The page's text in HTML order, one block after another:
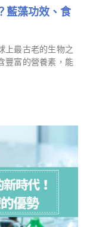
藍藻功效、食
上最古老的生物之
豐富的營養素，能